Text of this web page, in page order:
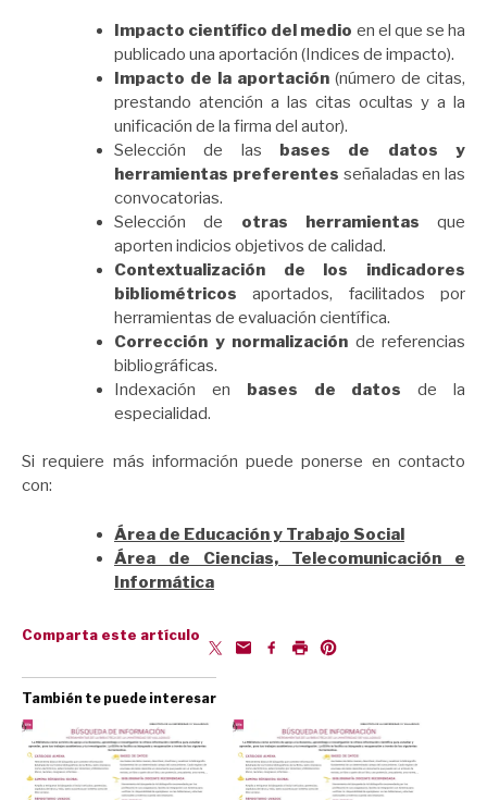
Impacto científico del medio en el que se ha
publicado una aportación (Indices de impacto).
Impacto de la aportación (número de citas,
prestando atención a las citas ocultas y a la
unificación de la firma del autor).
Selección de las bases de datos y
herramientas preferentes señaladas en las
convocatorias.
Selección de otras herramientas que
aporten indicios objetivos de calidad.
Contextualización de los indicadores
bibliométricos aportados, facilitados por
herramientas de evaluación científica.
Corrección y normalización de referencias
bibliográficas.
Indexación en bases de datos de la
especialidad.
Si requiere más información puede ponerse en contacto
con:
Área de Educación y Trabajo Social
Área de Ciencias, Telecomunicación e
Informática
Comparta este artículo
También te puede interesar